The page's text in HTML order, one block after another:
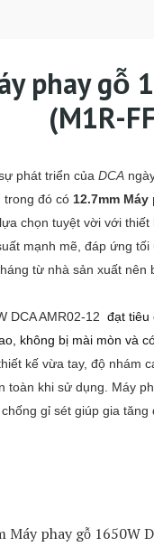
phay gỗ
(M1R-
phát triển của DCA
trong đó có 12.7mm Máy
chọn tuyệt vời với
mạnh mẽ, đáp ứng
từ nhà sản xuất nên
DCA AMR02-12 đạt tiêu
không bị mài mòn và
kế vừa tay, độ nhám
toàn khi sử dụng. Máy
gỉ sét giúp gia tăng